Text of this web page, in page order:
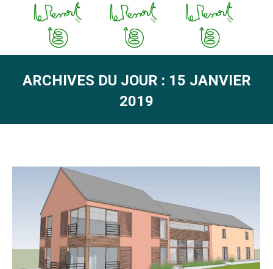
ARCHIVES DU JOUR : 15 JANVIER
2019